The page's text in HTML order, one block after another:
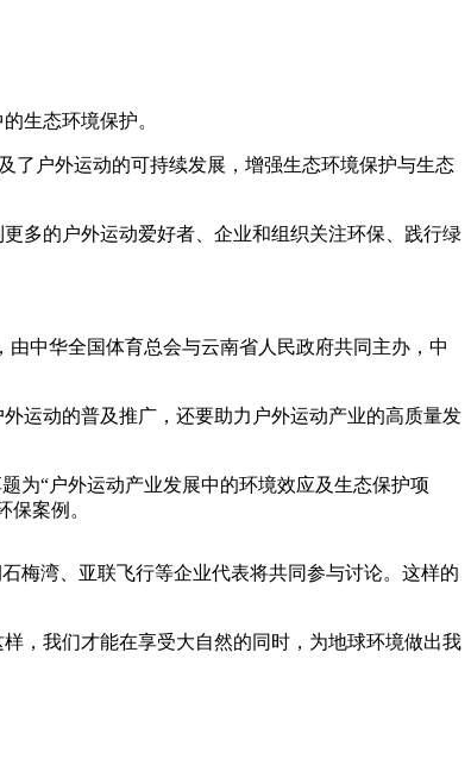
生态环境保护。
了户外运动的可持续发展，增强生态环境保护与生态
多的户外运动爱好者、企业和组织关注环保、践行绿
中华全国体育总会与云南省人民政府共同主办，中
运动的普及推广，还要助力户外运动产业的高质量发
为“户外运动产业发展中的环境效应及生态保护项
案例。
梅湾、亚联飞行等企业代表将共同参与讨论。这样的
，我们才能在享受大自然的同时，为地球环境做出我